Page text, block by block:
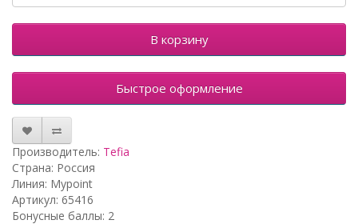
В корзину
Быстрое оформление
Производитель: Tefia
Страна: Россия
Линия: Mypoint
Артикул: 65416
Бонусные баллы: 2